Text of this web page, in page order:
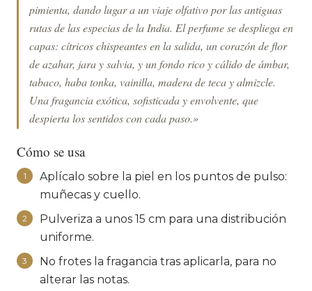
pimienta, dando lugar a un viaje olfativo por las antiguas
rutas de las especias de la India. El perfume se despliega en
capas: cítricos chispeantes en la salida, un corazón de flor
de azahar, jara y salvia, y un fondo rico y cálido de ámbar,
tabaco, haba tonka, vainilla, madera de teca y almizcle.
Una fragancia exótica, sofisticada y envolvente, que
despierta los sentidos con cada paso.»
Cómo se usa
1
Aplícalo sobre la piel en los puntos de pulso:
muñecas y cuello.
2
Pulveriza a unos 15 cm para una distribución
uniforme.
3
No frotes la fragancia tras aplicarla, para no
alterar las notas.